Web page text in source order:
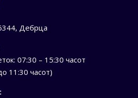
Дебрца
07:30 – 15:30 часот
11:30 часот)